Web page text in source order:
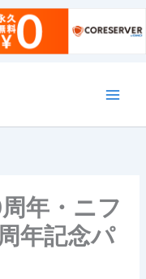
年・ニフ
年記念パ